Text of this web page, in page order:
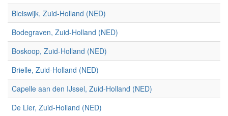
Bleiswijk, Zuid-Holland (NED)
Bodegraven, Zuid-Holland (NED)
Boskoop, Zuid-Holland (NED)
Brielle, Zuid-Holland (NED)
Capelle aan den IJssel, Zuid-Holland (NED)
De Lier, Zuid-Holland (NED)